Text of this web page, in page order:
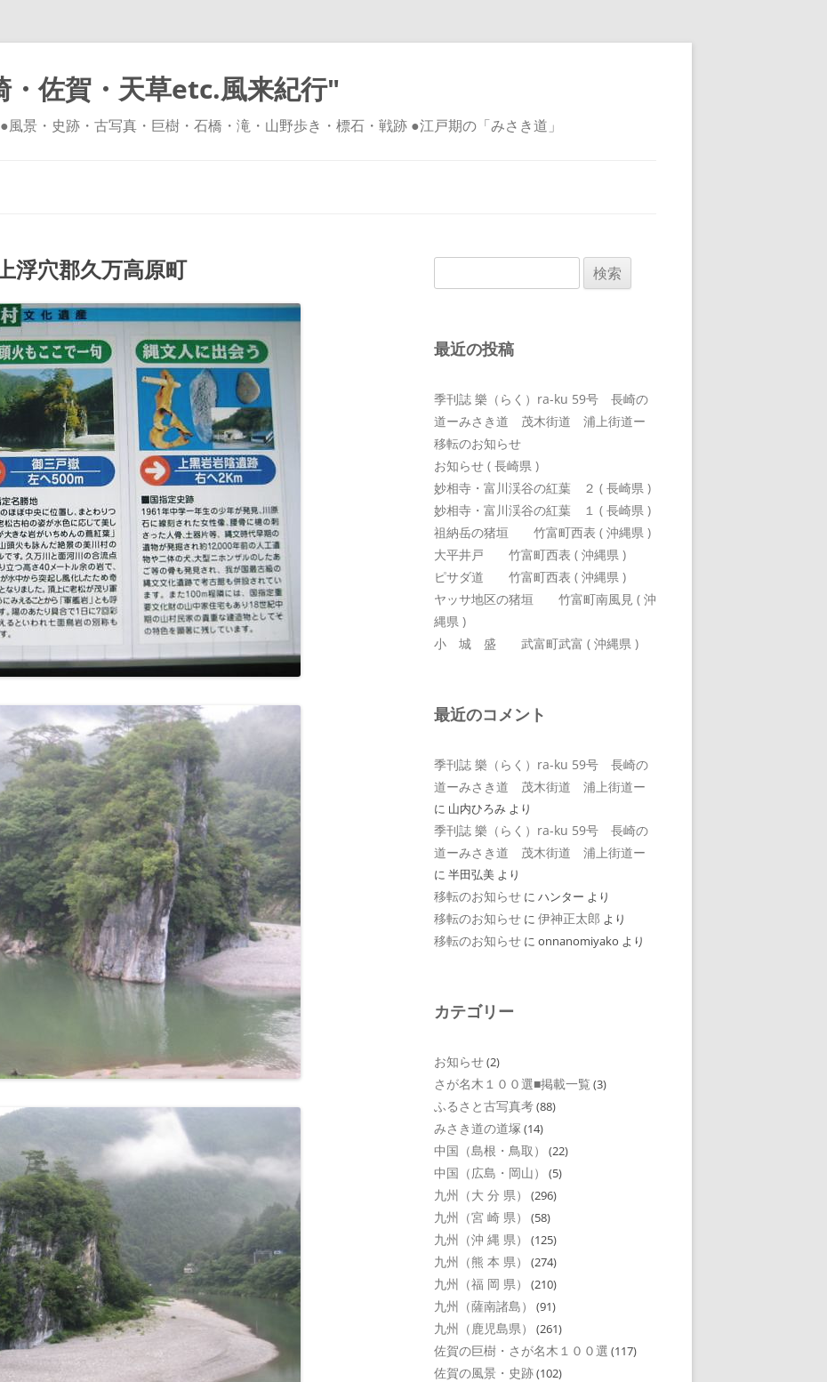
・佐賀・天草etc.風来紀行"
景・史跡・古写真・巨樹・石橋・滝・山野歩き・標石・戦跡 ●江戸期の「みさき道」
穴郡久万高原町
索:
最近の投稿
季刊誌 樂（らく）ra-ku 59号 長崎の
道ーみさき道 茂木街道 浦上街道ー
移転のお知らせ
お知らせ ( 長崎県 )
妙相寺・富川渓谷の紅葉 ２ ( 長崎県 )
妙相寺・富川渓谷の紅葉 １ ( 長崎県 )
祖納岳の猪垣 竹富町西表 ( 沖縄県 )
大平井戸 竹富町西表 ( 沖縄県 )
ピサダ道 竹富町西表 ( 沖縄県 )
ヤッサ地区の猪垣 竹富町南風見 ( 沖
縄県 )
小 城 盛 武富町武富 ( 沖縄県 )
最近のコメント
季刊誌 樂（らく）ra-ku 59号 長崎の
道ーみさき道 茂木街道 浦上街道ー
に 山内ひろみ より
季刊誌 樂（らく）ra-ku 59号 長崎の
道ーみさき道 茂木街道 浦上街道ー
に 半田弘美 より
移転のお知らせ に ハンター より
移転のお知らせ に 伊神正太郎 より
移転のお知らせ に onnanomiyako より
カテゴリー
お知らせ(2)
さが名木１００選■掲載一覧 (3)
ふるさと古写真考(88)
みさき道の道塚 (14)
中国（島根・鳥取） (22)
中国（広島・岡山） (5)
九州（大 分 県） (296)
九州（宮 崎 県） (58)
九州（沖 縄 県） (125)
九州（熊 本 県） (274)
九州（福 岡 県） (210)
九州（薩南諸島） (91)
九州（鹿児島県） (261)
佐賀の巨樹・さが名木１００選 (117)
佐賀の風景・史跡(102)